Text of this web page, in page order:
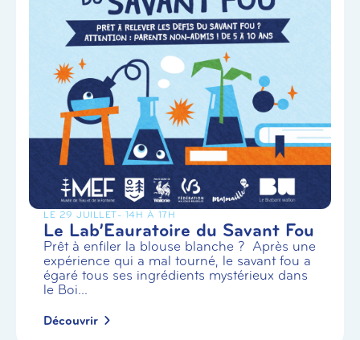
LE 29 JUILLET- 14H À 17H
Le Lab’Eauratoire du Savant Fou
Prêt à enfiler la blouse blanche ? Après une
expérience qui a mal tourné, le savant fou a
égaré tous ses ingrédients mystérieux dans
le Boi...
Découvrir